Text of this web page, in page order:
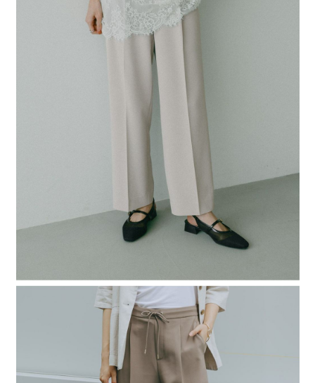
1.本服務係由「台灣大哥大股份有限公司」（以下簡稱本公司）所提供，讓
用戶於交易時，得透過本服務購買商品或服務，並由商店將買賣／分期付款
買賣價金債權讓與本公司後，依約使用本公司帳單繳交帳款。
2.基於同意付款使用「大哥付你分期」之契約關係目的，商店將以您的個人
資料（包含姓名、電話或地址）提供予台灣大哥大進項蒐集、處理及利用，
由本公司與您本人進行分期帳單所需資料之確認、核對及更正。
https://oppay.tw/userRule
※ 請注意：結帳手續完成當下不需立刻繳費，但若您需要取消訂單，請聯絡
購買商品的店家。未經商家同意取消之訂單仍視為有效，需透過AFTEE先享
後付繳納相關費用。
※ 交易是否成功請以「AFTEE先享後付 」之結帳頁面顯示為準，若有關於
是否繳費成功／繳費後需取消欲退款等相關疑問，請聯繫「AFTEE先享後付
https://netprotections.freshdesk.com/support/home
１．透過由恩沛科技股份有限公司提供之「AFTEE先享後付」服務完成之交
易，需依本服務之必要範圍內提供個人資料，並將交易相關給付款項請求債
２．關於個人資料處理事宜，請瀏覽以下網址：
３．未成年的使用者請事先徵得法定代理人或監護人之同意方可使用
「AFTEE先享後付」，若未經同意申辦者引起之損失，本公司不負相關責
４．使用「AFTEE先享後付」時，將依據個別帳號之用戶狀況，依本公司即
時審查核予不同之上限額度；若仍有額度不足之情形，本公司將視審查結果
請求用戶進行身份認證。
５．嚴禁一人註冊多個帳號或使用他人資訊註冊。若發現惡意使用之情形，
恩沛科技股份有限公司將有權停止該用戶之使用額度並採取法律行動。
每筆NT$80，滿NT$1,500(含以上)免運費
每筆NT$80，滿NT$1,500(含以上)免運費